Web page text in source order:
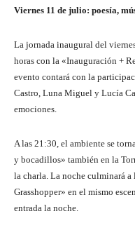
Viernes 11 de julio: poesía,
La jornada inaugural del
horas con la «Inauguración +
evento contará con la
Castro, Luna Miguel y Lucía
emociones.
A las 21:30, el ambiente se
y bocadillos» también en la
la charla. La noche culminará
Grasshopper» en el mismo
entrada la noche.